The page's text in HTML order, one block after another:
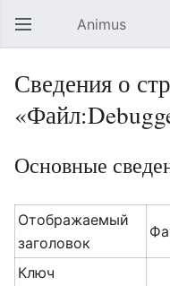
Открыть главное меню Animus
Сведения о
Основные
Отображаемый
заголовок
Ключ